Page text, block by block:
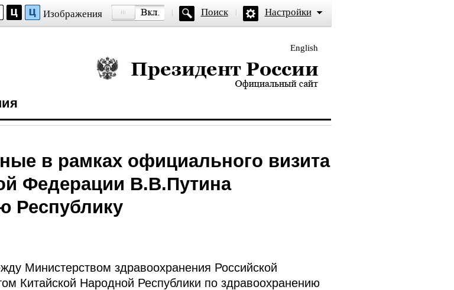
Изображения Поиск Настройки
English
Президент России — официальный сайт
в рамках официального визита
Федерации В.В.Путина
Республику
Министерством здравоохранения Российской
Китайской Народной Республики по здравоохранению